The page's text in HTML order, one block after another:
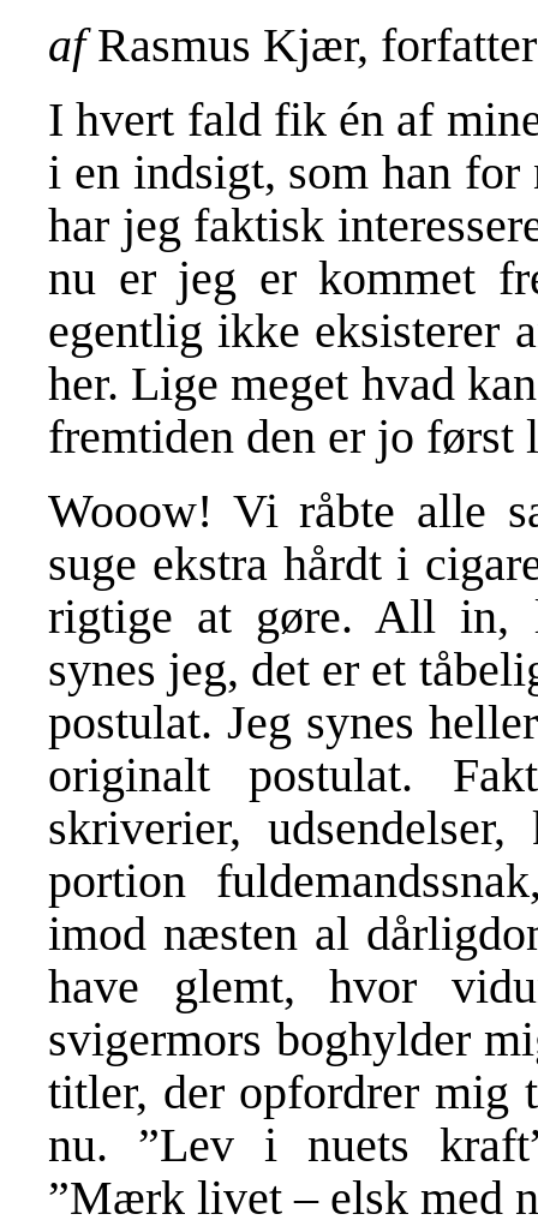
afRasmus Kjær,
I hvert fald fik én af
i en indsigt, som han
har jeg faktisk
nu er jeg er kommet
egentlig ikke eksisterer
her. Lige meget hvad
fremtiden den er jo først
Wooow! Vi råbte alle
suge ekstra hårdt i
rigtige at gøre. All in,
synes jeg, det er et
postulat. Jeg synes
originalt postulat.
skriverier,
portion
imod næsten al
have glemt, hvor
svigermors boghylder
titler, der opfordrer mig
nu. ”Lev i nuets
”Mærk livet – elsk med